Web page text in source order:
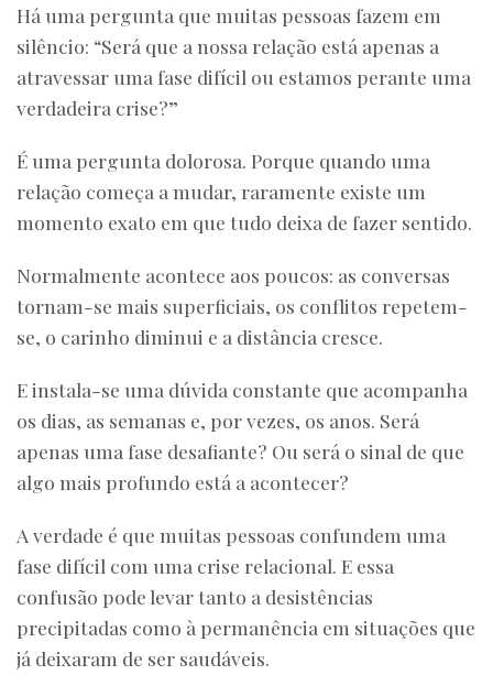
Há uma pergunta que muitas pessoas fazem em
silêncio: “Será que a nossa relação está apenas a
atravessar uma fase difícil ou estamos perante uma
verdadeira crise?”
É uma pergunta dolorosa. Porque quando uma
relação começa a mudar, raramente existe um
momento exato em que tudo deixa de fazer sentido.
Normalmente acontece aos poucos: as conversas
tornam-se mais superficiais, os conflitos repetem-
se, o carinho diminui e a distância cresce.
E instala-se uma dúvida constante que acompanha
os dias, as semanas e, por vezes, os anos. Será
apenas uma fase desafiante? Ou será o sinal de que
algo mais profundo está a acontecer?
A verdade é que muitas pessoas confundem uma
fase difícil com uma crise relacional. E essa
confusão pode levar tanto a desistências
precipitadas como à permanência em situações que
já deixaram de ser saudáveis.